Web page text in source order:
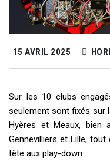
15 AVRIL 2025
Sur les 10 clubs
seulement sont fixés sur
Hyères et Meaux,
Gennevilliers et Lille,
tête aux play-down.